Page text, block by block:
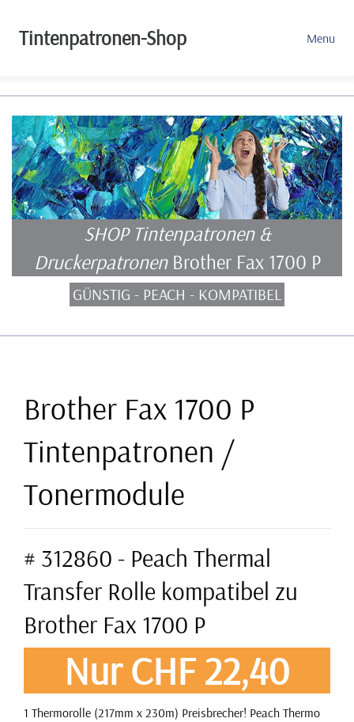
Tintenpatronen-Shop Menu
SHOP Tintenpatronen &
Druckerpatronen Brother Fax 1700 P
GÜNSTIG - PEACH - KOMPATIBEL
Brother Fax 1700 P
Tintenpatronen /
Tonermodule
# 312860 - Peach Thermal
Transfer Rolle kompatibel zu
Brother Fax 1700 P
Nur CHF 22,40
1 Thermorolle (217mm x 230m) Preisbrecher! Peach Thermo